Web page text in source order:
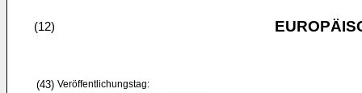
(12)
(43) Veröffentlichungstag: